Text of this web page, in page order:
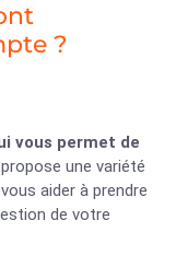
?
vous permet de
une variété
aider à prendre
de votre